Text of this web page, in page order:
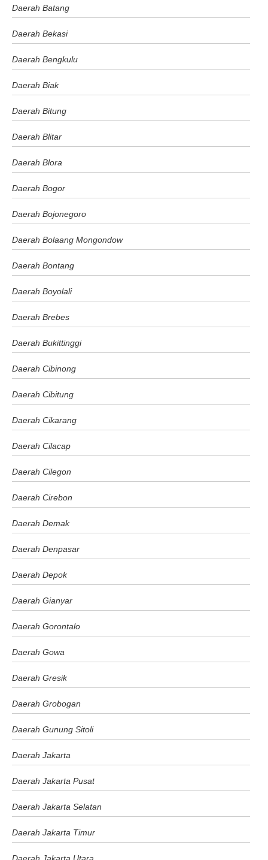
Daerah Batang
Daerah Bekasi
Daerah Bengkulu
Daerah Biak
Daerah Bitung
Daerah Blitar
Daerah Blora
Daerah Bogor
Daerah Bojonegoro
Daerah Bolaang Mongondow
Daerah Bontang
Daerah Boyolali
Daerah Brebes
Daerah Bukittinggi
Daerah Cibinong
Daerah Cibitung
Daerah Cikarang
Daerah Cilacap
Daerah Cilegon
Daerah Cirebon
Daerah Demak
Daerah Denpasar
Daerah Depok
Daerah Gianyar
Daerah Gorontalo
Daerah Gowa
Daerah Gresik
Daerah Grobogan
Daerah Gunung Sitoli
Daerah Jakarta
Daerah Jakarta Pusat
Daerah Jakarta Selatan
Daerah Jakarta Timur